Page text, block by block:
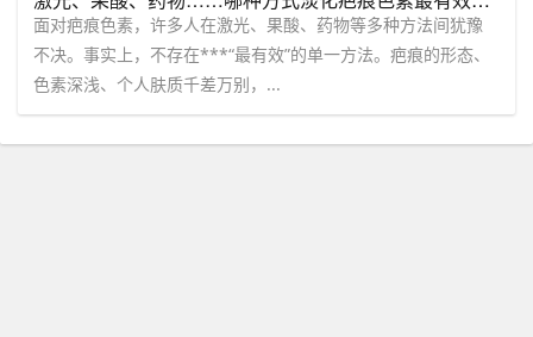
面对疤痕色素，许多人在激光、果酸、药物等多种方法间犹豫
不决。事实上，不存在***“最有效”的单一方法。疤痕的形态、
色素深浅、个人肤质千差万别，...